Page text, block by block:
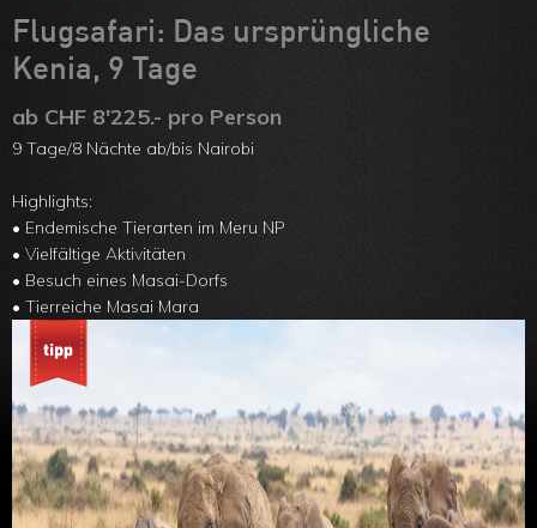
Über uns
Feedbacks
Kontakt
Flugsafari: Das ursprüngliche
Kenia, 9 Tage
ab CHF 8'225.- pro Person
9 Tage/8 Nächte ab/bis Nairobi
Highlights:
• Endemische Tierarten im Meru NP
• Vielfältige Aktivitäten
• Besuch eines Masai-Dorfs
• Tierreiche Masai Mara